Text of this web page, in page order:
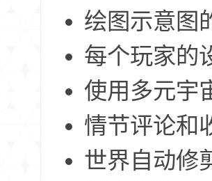
绘图示意图
每个玩家的
使用多元宇
情节评论和
世界自动修